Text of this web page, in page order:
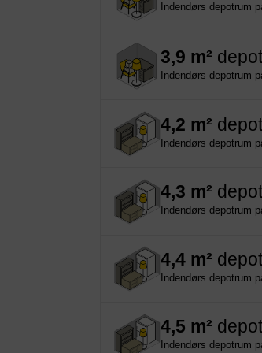
Indendørs depotrum
3,9 m²
Indendørs depotrum
4,2 m²
Indendørs depotrum
4,3 m²
Indendørs depotrum
4,4 m²
Indendørs depotrum
4,5 m²
Indendørs depotrum